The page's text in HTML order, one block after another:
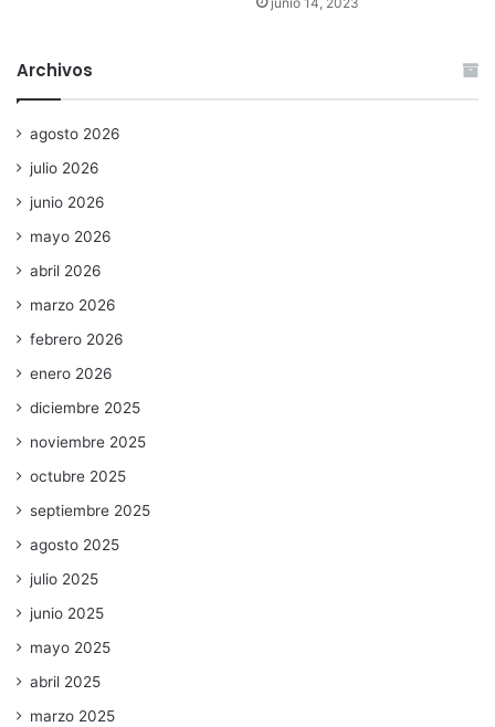
Archivos
agosto 2026
julio 2026
junio 2026
mayo 2026
abril 2026
marzo 2026
febrero 2026
enero 2026
diciembre 2025
noviembre 2025
octubre 2025
septiembre 2025
agosto 2025
julio 2025
junio 2025
mayo 2025
abril 2025
marzo 2025